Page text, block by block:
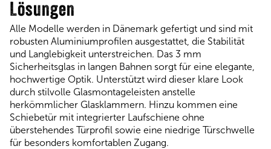
Lösungen
Alle Modelle werden in Dänemark gefertigt und sind mit
robusten Aluminiumprofilen ausgestattet, die Stabilität
und Langlebigkeit unterstreichen. Das 3 mm
Sicherheitsglas in langen Bahnen sorgt für eine elegante,
hochwertige Optik. Unterstützt wird dieser klare Look
durch stilvolle Glasmontageleisten anstelle
herkömmlicher Glasklammern. Hinzu kommen eine
Schiebetür mit integrierter Laufschiene ohne
überstehendes Türprofil sowie eine niedrige Türschwelle
für besonders komfortablen Zugang.